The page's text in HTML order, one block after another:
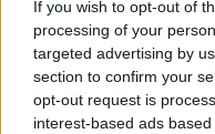
If you wish to opt-out of
processing of your
targeted advertising by
section to confirm your
opt-out request is
interest-based ads
Pellegrini a